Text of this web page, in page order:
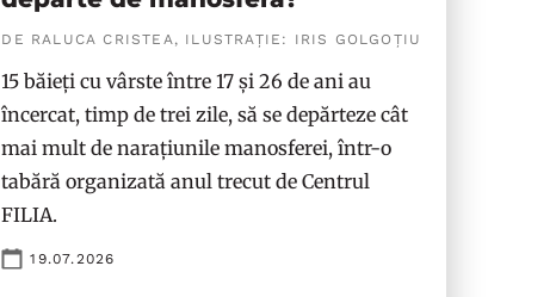
DE RALUCA CRISTEA, ILUSTRAȚIE: IRIS GOLGOȚIU
15 băieți cu vârste între 17 și 26 de ani au
încercat, timp de trei zile, să se depărteze cât
mai mult de narațiunile manosferei, într-o
tabără organizată anul trecut de Centrul
FILIA.
19.07.2026